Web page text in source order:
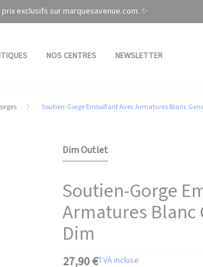
exclusifs sur marquesavenue.com. ✨
NOS CENTRES NEWSLETTER
Soutien-Gorge Emboîtant Avec Armatures Blanc
Dim Outlet
Soutien-Gorge
Armatures Blanc
Dim
27,90 €TVA incluse